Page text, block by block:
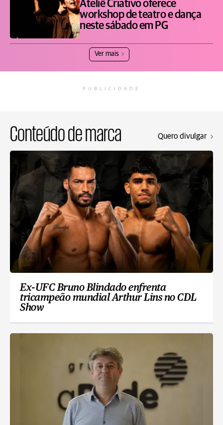
Ateliê Criativo oferece
workshop de teatro e dança
neste sábado em PG
Ver mais
PUBLICIDADE
Conteúdo de marca Quero divulgar
Ex-UFC Bruno Blindado enfrenta
tricampeão mundial Arthur Lins no CDL
Show